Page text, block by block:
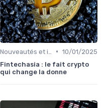
• 10/01/2025
Fintechasia : le fait crypto
qui change la donne